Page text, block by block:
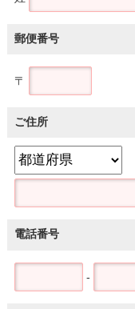
郵便番号
〒
ご住所
電話番号
-